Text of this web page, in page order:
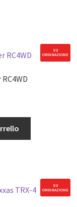
SU
ORDINAZIONE
SU
ORDINAZIONE